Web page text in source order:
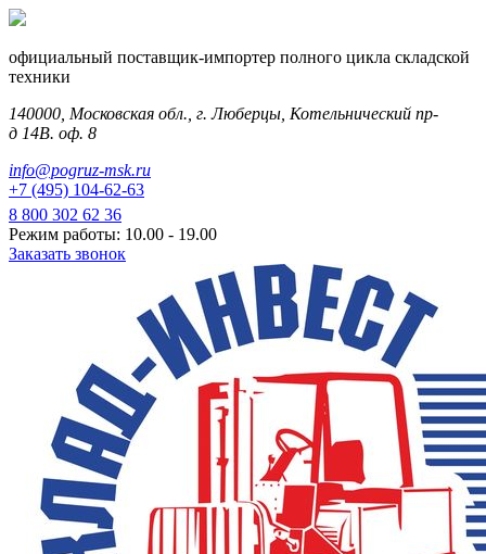
официальный поставщик-импортер полного цикла складской
техники
140000, Московская обл., г. Люберцы, Котельнический пр-
д 14В. оф. 8
info@pogruz-msk.ru
+7 (495) 104-62-63
8 800 302 62 36
Режим работы: 10.00 - 19.00
Заказать звонок